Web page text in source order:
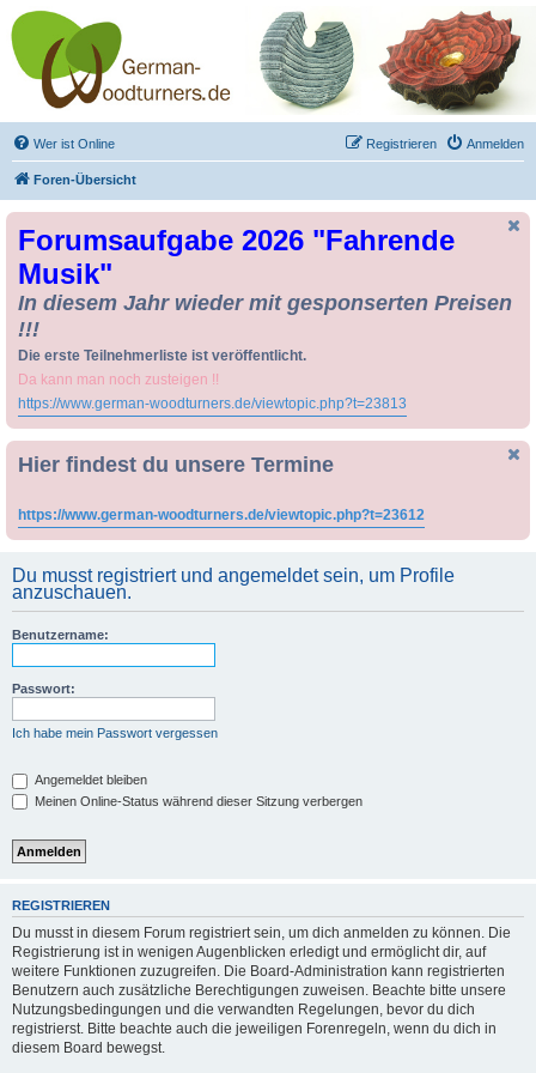
Drechseln und
Kunsthandwerk -
German-Woodturners
*Forum Sauerland*
Der Treffpunkt für Drechsler und Freunde des Kunsthandwerks
Wer ist Online Anmelden
Registrieren
Foren-Übersicht
Forumsaufgabe 2026 "Fahrende
Musik"
In diesem Jahr wieder mit gesponserten Preisen
!!!
Die erste Teilnehmerliste ist veröffentlicht.
Da kann man noch zusteigen !!
https://www.german-woodturners.de/viewtopic.php?t=23813
Hier findest du unsere Termine
https://www.german-woodturners.de/viewtopic.php?t=23612
Du musst registriert und angemeldet sein, um Profile
anzuschauen.
Benutzername:
Passwort:
Ich habe mein Passwort vergessen
Angemeldet bleiben
Meinen Online-Status während dieser Sitzung verbergen
REGISTRIEREN
Du musst in diesem Forum registriert sein, um dich anmelden zu können. Die
Registrierung ist in wenigen Augenblicken erledigt und ermöglicht dir, auf
weitere Funktionen zuzugreifen. Die Board-Administration kann registrierten
Benutzern auch zusätzliche Berechtigungen zuweisen. Beachte bitte unsere
Nutzungsbedingungen und die verwandten Regelungen, bevor du dich
registrierst. Bitte beachte auch die jeweiligen Forenregeln, wenn du dich in
diesem Board bewegst.